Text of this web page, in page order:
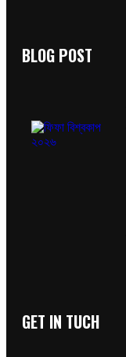
BLOG POST
GET IN TUCH